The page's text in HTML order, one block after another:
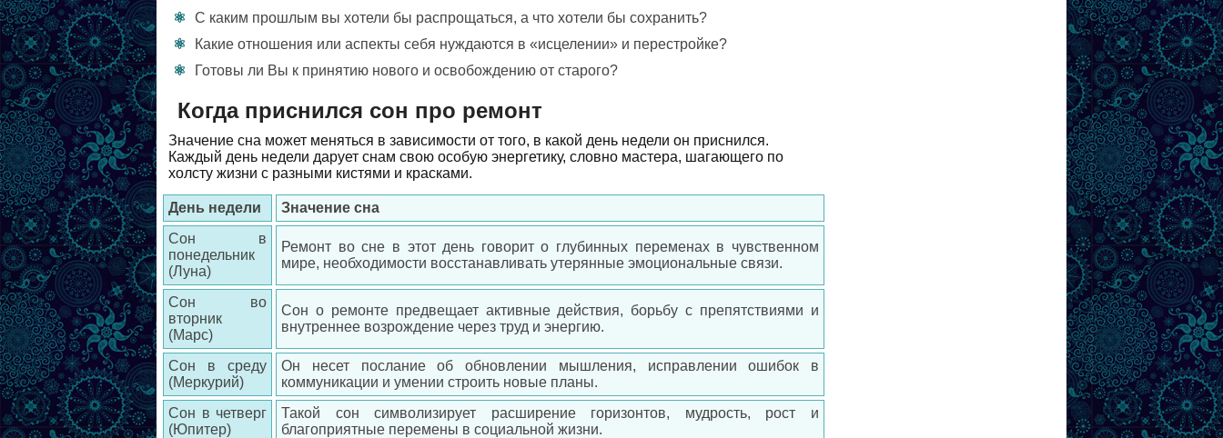
С каким прошлым вы хотели бы распрощаться, а что хотели бы сохранить?
Какие отношения или аспекты себя нуждаются в «исцелении» и перестройке?
Готовы ли Вы к принятию нового и освобождению от старого?
Когда приснился сон про ремонт
Значение сна может меняться в зависимости от того, в какой день недели он приснился.
Каждый день недели дарует снам свою особую энергетику, словно мастера, шагающего по
холсту жизни с разными кистями и красками.
День недели
Значение сна
Сон в
понедельник
(Луна)
Ремонт во сне в этот день говорит о глубинных переменах в чувственном
мире, необходимости восстанавливать утерянные эмоциональные связи.
Сон во
вторник
(Марс)
Сон о ремонте предвещает активные действия, борьбу с препятствиями и
внутреннее возрождение через труд и энергию.
Сон в среду
(Меркурий)
Он несет послание об обновлении мышления, исправлении ошибок в
коммуникации и умении строить новые планы.
Сон в четверг
(Юпитер)
Такой сон символизирует расширение горизонтов, мудрость, рост и
благоприятные перемены в социальной жизни.